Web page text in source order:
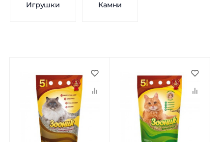
Игрушки Камни